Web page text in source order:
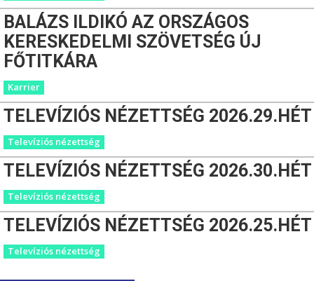
BALÁZS ILDIKÓ AZ ORSZÁGOS
KERESKEDELMI SZÖVETSÉG ÚJ
FŐTITKÁRA
Karrier
TELEVÍZIÓS NÉZETTSÉG 2026.29.HÉT
Televíziós nézettség
TELEVÍZIÓS NÉZETTSÉG 2026.30.HÉT
Televíziós nézettség
TELEVÍZIÓS NÉZETTSÉG 2026.25.HÉT
Televíziós nézettség